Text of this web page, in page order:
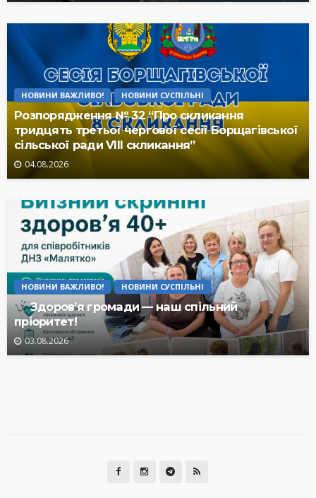
НОВИНИ ВАЖЛИВО! НОВИНИ СУСПІЛЬНІ
Розпорядження № 32 “Про скликання
тридцять третьої чергової сесії Борщагівської
сільської ради VIII скликання”
04.08.2026
НОВИНИ ВАЖЛИВО! НОВИНИ СУСПІЛЬНІ
Здоров’я громади — наш спільний
пріоритет!
03.08.2026